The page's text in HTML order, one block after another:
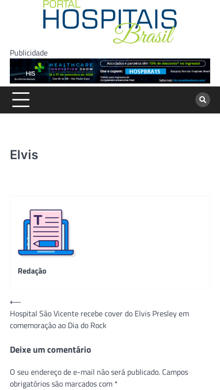
Publicidade
Elvis
Redação
Navegação
de
Post
⟵
Hospital São Vicente recebe cover do Elvis Presley em
comemoração ao Dia do Rock
Deixe um comentário
O seu endereço de e-mail não será publicado. Campos
obrigatórios são marcados com *